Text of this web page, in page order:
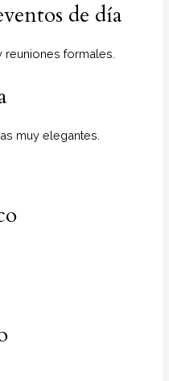
de día
reuniones formales.
muy elegantes.